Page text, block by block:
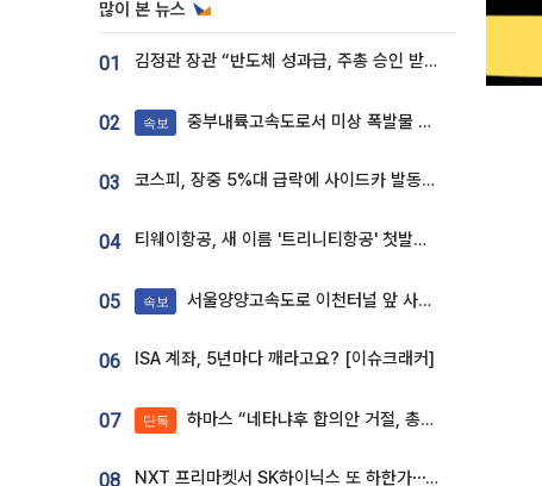
많이 본 뉴스
01 김정관 장관 “반도체 성과급, 주총 승인 받도록”…상법·자본시장법 개정 시사
02 속보 중부내륙고속도로서 미상 폭발물 발견
03 코스피, 장중 5%대 급락에 사이드카 발동…삼성·SK 동반 폭락
04 티웨이항공, 새 이름 '트리니티항공' 첫발…SSC 전략 본격화
05 속보 서울양양고속도로 이천터널 앞 사고 발생
06 ISA 계좌, 5년마다 깨라고요? [이슈크래커]
07 단독 하마스 “네타냐후 합의안 거절, 총선 앞두고 시간 끌기”
08 NXT 프리마켓서 SK하이닉스 또 하한가⋯‘11주 거래’에 시초가 왜곡